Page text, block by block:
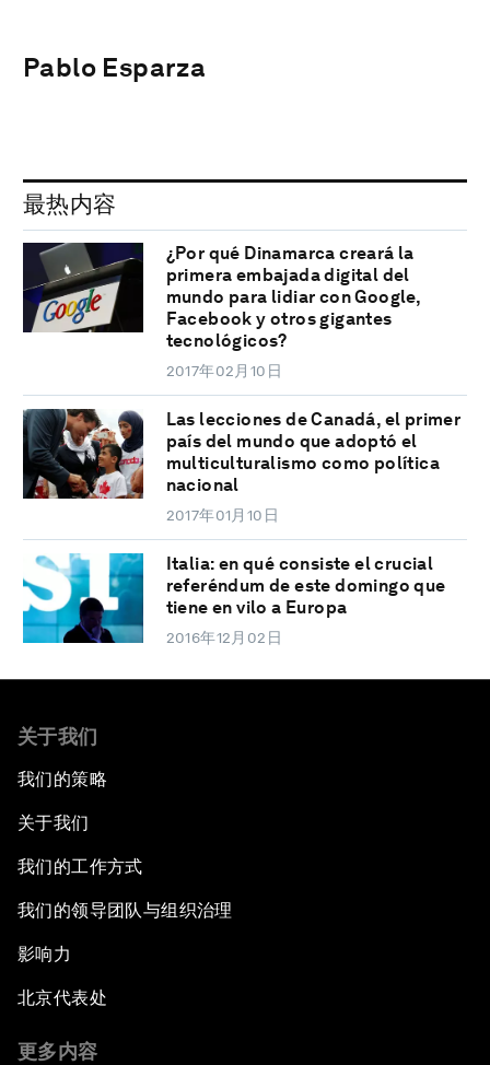
Pablo Esparza
最热内容
¿Por qué Dinamarca creará la
primera embajada digital del
mundo para lidiar con Google,
Facebook y otros gigantes
tecnológicos?
2017年02月10日
Las lecciones de Canadá, el primer
país del mundo que adoptó el
multiculturalismo como política
nacional
2017年01月10日
Italia: en qué consiste el crucial
referéndum de este domingo que
tiene en vilo a Europa
2016年12月02日
关于我们
我们的策略
关于我们
我们的工作方式
我们的领导团队与组织治理
影响力
北京代表处
更多内容